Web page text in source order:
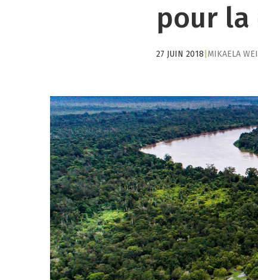
pour
27 JUIN 2018 MIKAELA